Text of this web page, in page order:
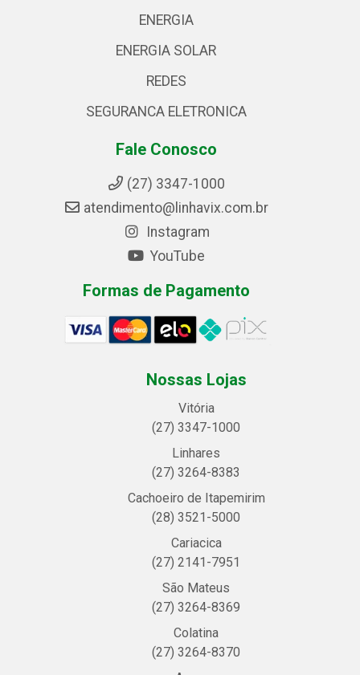
ENERGIA
ENERGIA SOLAR
REDES
SEGURANCA ELETRONICA
Fale Conosco
(27) 3347-1000
atendimento@linhavix.com.br
Instagram
YouTube
Formas de Pagamento
Nossas Lojas
Vitória
(27) 3347-1000
Linhares
(27) 3264-8383
Cachoeiro de Itapemirim
(28) 3521-5000
Cariacica
(27) 2141-7951
São Mateus
(27) 3264-8369
Colatina
(27) 3264-8370